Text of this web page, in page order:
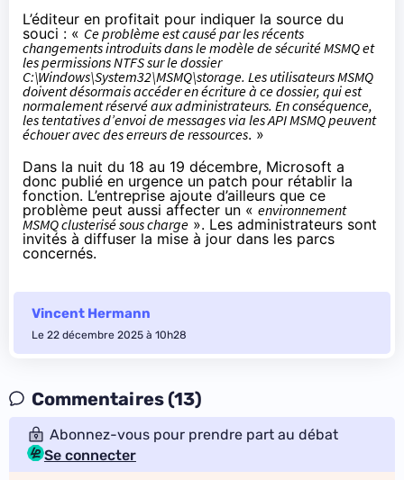
L’éditeur en profitait pour indiquer la source du
souci : « Ce problème est causé par les récents
changements introduits dans le modèle de sécurité MSMQ et
les permissions NTFS sur le dossier
C:\Windows\System32\MSMQ\storage. Les utilisateurs MSMQ
doivent désormais accéder en écriture à ce dossier, qui est
normalement réservé aux administrateurs. En conséquence,
les tentatives d’envoi de messages via les API MSMQ peuvent
échouer avec des erreurs de ressources. »
Dans la nuit du 18 au 19 décembre, Microsoft a
donc publié en urgence un patch pour rétablir la
fonction. L’entreprise ajoute d’ailleurs que ce
problème peut aussi affecter un « environnement
MSMQ clusterisé sous charge ». Les administrateurs sont
invités à diffuser la mise à jour dans les parcs
concernés.
Vincent Hermann
Le 22 décembre 2025 à 10h28
Commentaires (13)
Abonnez-vous pour prendre part au débat
Se connecter